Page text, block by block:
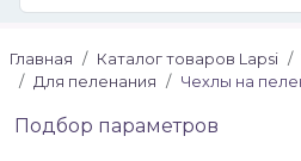
Главная Каталог товаров Lapsi
Для пеленания
Чехлы на
Подбор параметров